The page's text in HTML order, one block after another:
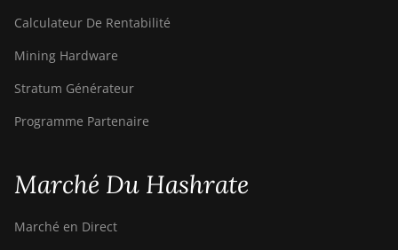
Calculateur De Rentabilité
Mining Hardware
Stratum Générateur
Programme Partenaire
Marché Du Hashrate
Marché en Direct